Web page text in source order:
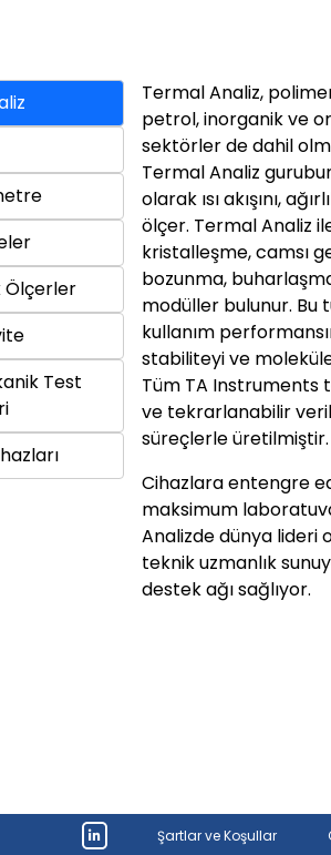
Ölçerler
Test
Termal Analiz,
petrol, inorganik ve
sektörler de dahil
Termal Analiz
olarak ısı akışını,
ölçer. Termal Analiz
kristalleşme, camsı
bozunma,
modüller bulunur. Bu
kullanım
stabiliteyi ve
Tüm TA Instruments
ve tekrarlanabilir
süreçlerle
Cihazlara entengre
maksimum
Analizde dünya lideri
teknik uzmanlık
destek ağı sağlıyor.
Şartlar ve Koşullar